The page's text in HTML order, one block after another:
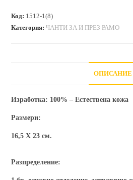
Код: 1512-1(8)
Категория:ЧАНТИ ЗА И ПРЕЗ РАМО
ОПИСАНИЕ
Изработка: 100% – Естествена кожа
Размери:
16,5X23 см.
Разпределение: